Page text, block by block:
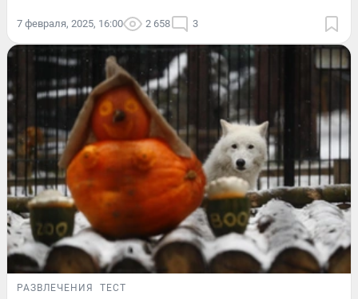
7 февраля, 2025, 16:00 2 658 3
РАЗВЛЕЧЕНИЯ ТЕСТ